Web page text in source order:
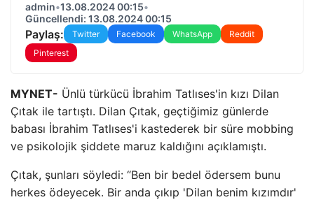
admin•13.08.2024 00:15•
Güncellendi: 13.08.2024 00:15
Paylaş: Twitter Facebook WhatsApp
Reddit
Pinterest
MYNET- Ünlü türkücü İbrahim Tatlıses'in kızı Dilan
Çıtak ile tartıştı. Dilan Çıtak, geçtiğimiz günlerde
babası İbrahim Tatlıses'i kastederek bir süre mobbing
ve psikolojik şiddete maruz kaldığını açıklamıştı.
Çıtak, şunları söyledi: “Ben bir bedel ödersem bunu
herkes ödeyecek. Bir anda çıkıp 'Dilan benim kızımdır'